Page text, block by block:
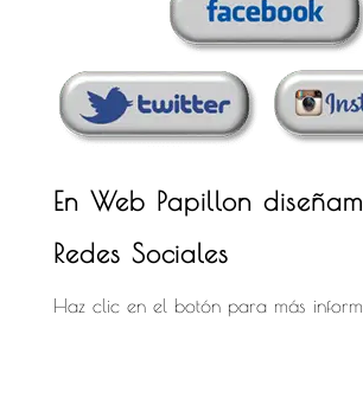
En Web Papillon
Redes Sociales
Haz clic en el botón para más